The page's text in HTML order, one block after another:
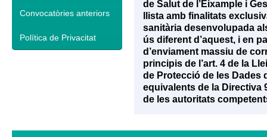
Convocatòries anteriors
Política de Privacitat
de Salut de l’Eixample i
llista amb finalitats
sanitària desenvolupada
ús diferent d’aquest, i en
d’enviament massiu de
principis de l’art. 4 de la
de Protecció de les Dades
equivalents de la Directiva
de les autoritats